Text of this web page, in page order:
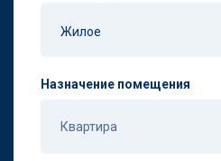
Жилое
Назначение помещения